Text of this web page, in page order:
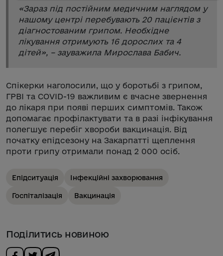
«Зараз під постійним медичним наглядом у
нашому центрі перебувають 20 пацієнтів з
діагностованим грипом. Необхідне
лікування отримують 16 дорослих та 4
дітей», – зауважила Мирослава Бабич.
Спікерки наголосили, що у боротьбі з грипом,
ГРВІ та COVID-19 важливим є вчасне звернення
до лікаря при появі перших симптомів. Також
допомагає профілактувати та в разі інфікування
полегшує перебіг хвороби вакцинація. Від
початку епідсезону на Закарпатті щеплення
проти грипу отримали понад 2 000 осіб.
Епідситуація Інфекційні захворювання
Госпіталізація Вакцинація
Поділитись новиною